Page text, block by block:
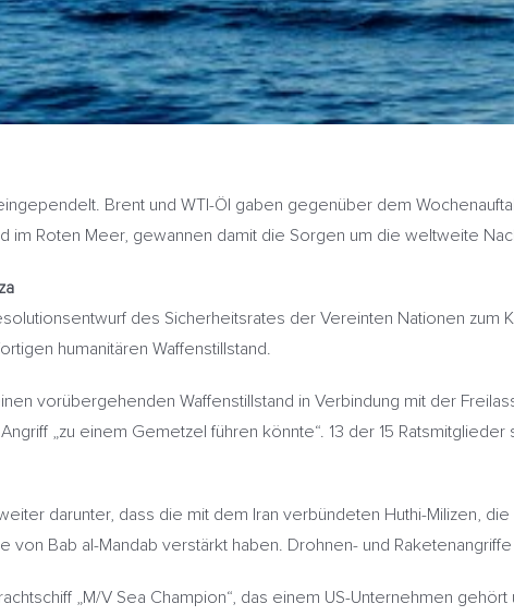
Brent und WTI-Öl gaben gegenüber dem
im Roten Meer, gewannen damit die Sorgen um die weltweite
des Sicherheitsrates der Vereinten Nationen zum
humanitären Waffenstillstand.
vorübergehenden Waffenstillstand in Verbindung mit der
„zu einem Gemetzel führen könnte“. 13 der 15
darunter, dass die mit dem Iran verbündeten Huthi-Milizen,
von Bab al-Mandab verstärkt haben. Drohnen- und
„M/V Sea Champion“, das einem US-Unternehmen